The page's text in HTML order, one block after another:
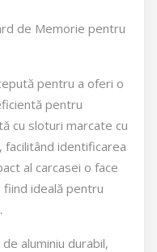
de Memorie pentru
pentru a oferi o
pentru
cu sloturi marcate cu
facilitând identificarea
al carcasei o face
ideală pentru
aluminiu durabil,